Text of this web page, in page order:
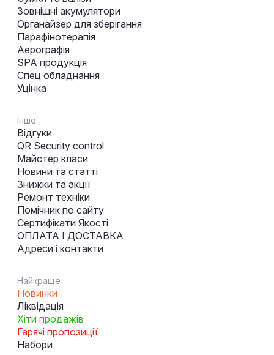
Зовнішні акумулятори
Органайзер для зберігання
Парафінотерапія
Аерографія
SPA продукція
Спец обладнання
Уцінка
Інше
Відгуки
QR Security control
Майстер класи
Новини та статті
Знижки та акції
Ремонт техніки
Помічник по сайту
Сертифікати Якості
ОПЛАТА І ДОСТАВКА
Адреси і контакти
Найкраще
Новинки
Ліквідація
Хіти продажів
Гарячі пропозиції
Набори